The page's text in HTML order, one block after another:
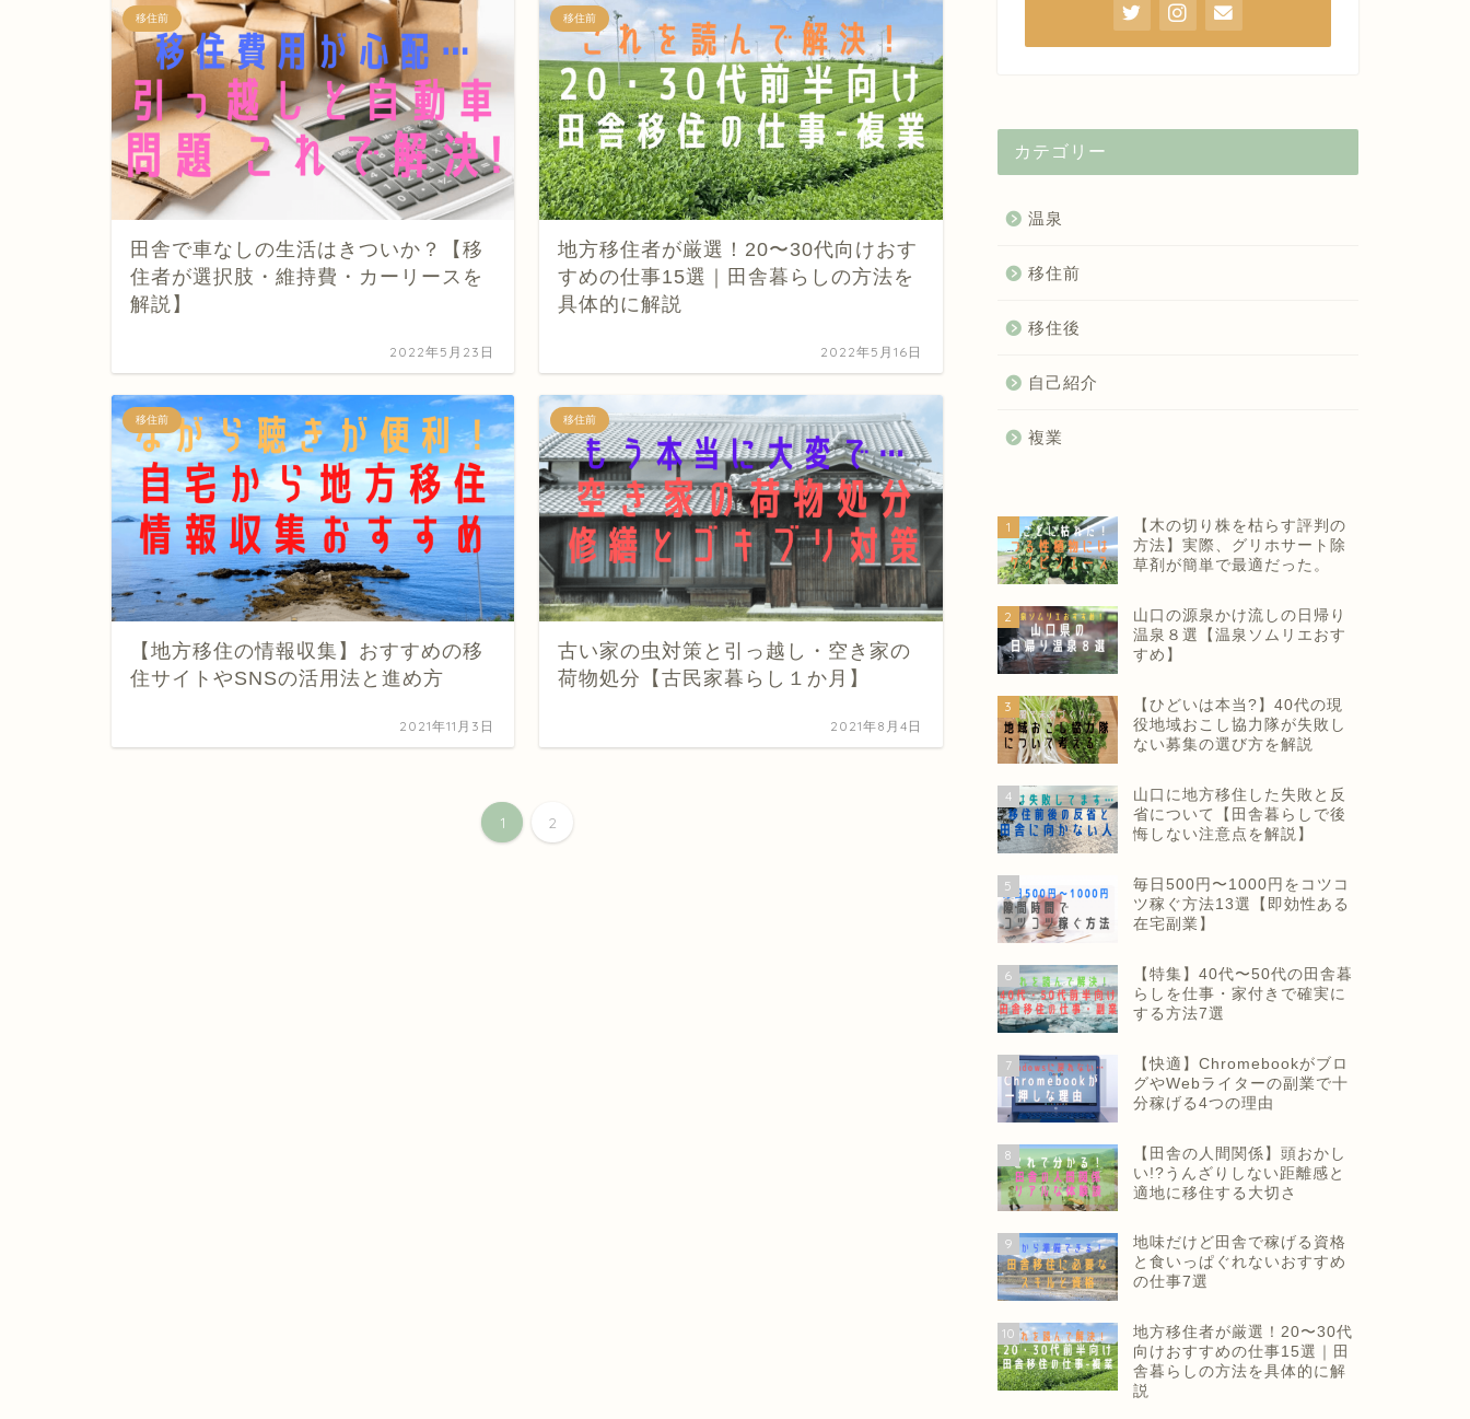
移住前
田舎で車なしの生活はきついか？【移
住者が選択肢・維持費・カーリースを
解説】
2022年5月23日
移住前
地方移住者が厳選！20〜30代向けおす
すめの仕事15選｜田舎暮らしの方法を
具体的に解説
2022年5月16日
移住前
【地方移住の情報収集】おすすめの移
住サイトやSNSの活用法と進め方
2021年11月3日
移住前
古い家の虫対策と引っ越し・空き家の
荷物処分【古民家暮らし１か月】
2021年8月4日
1 2
カテゴリー
温泉
移住前
移住後
自己紹介
複業
1
【木の切り株を枯らす評判の
方法】実際、グリホサート除
草剤が簡単で最適だった。
2
山口の源泉かけ流しの日帰り
温泉８選【温泉ソムリエおす
すめ】
3
【ひどいは本当?】40代の現
役地域おこし協力隊が失敗し
ない募集の選び方を解説
4
山口に地方移住した失敗と反
省について【田舎暮らしで後
悔しない注意点を解説】
5
毎日500円〜1000円をコツコ
ツ稼ぐ方法13選【即効性ある
在宅副業】
6
【特集】40代〜50代の田舎暮
らしを仕事・家付きで確実に
する方法7選
7
【快適】Chromebookがブロ
グやWebライターの副業で十
分稼げる4つの理由
8
【田舎の人間関係】頭おかし
い!?うんざりしない距離感と
適地に移住する大切さ
9
地味だけど田舎で稼げる資格
と食いっぱぐれないおすすめ
の仕事7選
10
地方移住者が厳選！20〜30代
向けおすすめの仕事15選｜田
舎暮らしの方法を具体的に解
説